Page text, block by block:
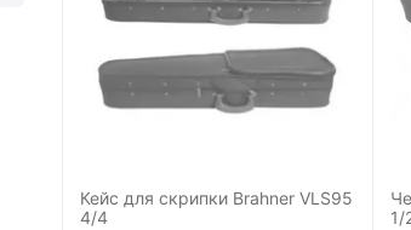
Кейс для скрипки Brahner VLS95
4/4
1/